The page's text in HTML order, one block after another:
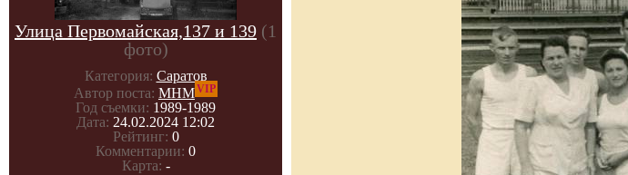
Улица Первомайская,137 и 139 (1
фото)
Категория: Саратов
Автор поста: МНМVIP
Год съемки: 1989-1989
Дата: 24.02.2024 12:02
Рейтинг: 0
Комментарии: 0
Карта: -